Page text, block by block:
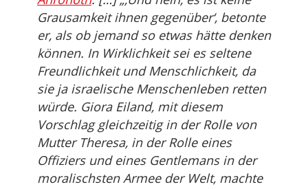
Grausamkeit ihnen gegenüber‘, betonte
er, als ob jemand so etwas hätte denken
können. In Wirklichkeit sei es seltene
Freundlichkeit und Menschlichkeit, da
sie ja israelische Menschenleben retten
würde. Giora Eiland, mit diesem
Vorschlag gleichzeitig in der Rolle von
Mutter Theresa, in der Rolle eines
Offiziers und eines Gentlemans in der
moralischsten Armee der Welt, machte